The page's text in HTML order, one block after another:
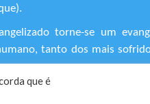
torne-se um
tanto dos mais
que é